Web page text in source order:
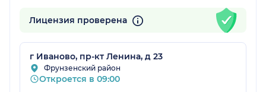
Лицензия проверена
г Иваново, пр-кт Ленина, д 23
Фрунзенский район
Откроется в 09:00